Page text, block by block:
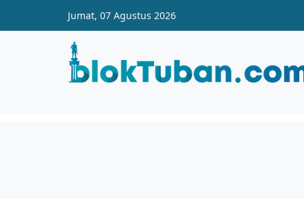
Jumat, 07 Agustus 2026